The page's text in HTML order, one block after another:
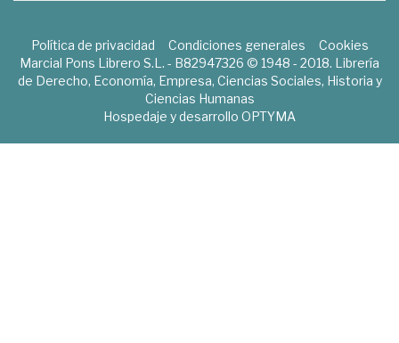
Política de privacidad Condiciones generales
Cookies
Marcial Pons Librero S.L. - B82947326 © 1948 - 2018. Librería
de Derecho, Economía, Empresa, Ciencias Sociales, Historia y
Ciencias Humanas
Hospedaje y desarrollo OPTYMA